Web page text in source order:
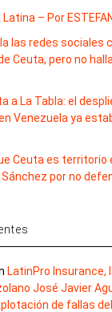
– Por
las redes sociales
Ceuta, pero no
a La Tabla: el
Venezuela ya
Ceuta es territorio
por no
LatinPro Insurance,
José Javier
de fallas